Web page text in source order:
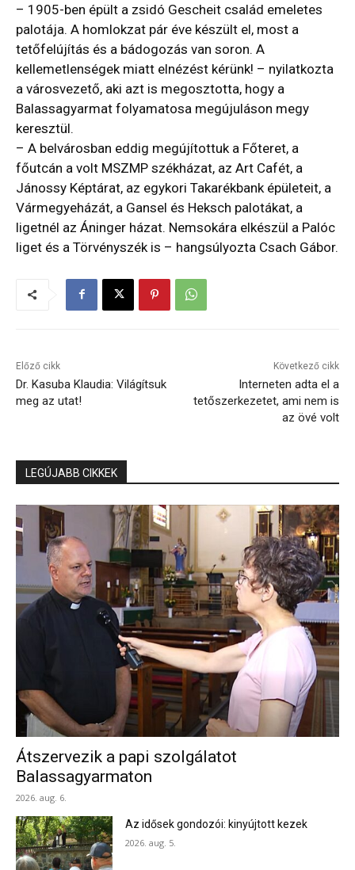
– 1905-ben épült a zsidó Gescheit család emeletes
palotája. A homlokzat pár éve készült el, most a
tetőfelújítás és a bádogozás van soron. A
kellemetlenségek miatt elnézést kérünk! – nyilatkozta
a városvezető, aki azt is megosztotta, hogy a
Balassagyarmat folyamatosa megújuláson megy
keresztül.
– A belvárosban eddig megújítottuk a Főteret, a
főutcán a volt MSZMP székházat, az Art Cafét, a
Jánossy Képtárat, az egykori Takarékbank épületeit, a
Vármegyeházát, a Gansel és Heksch palotákat, a
ligetnél az Áninger házat. Nemsokára elkészül a Palóc
liget és a Törvényszék is – hangsúlyozta Csach Gábor.
Előző cikk
Dr. Kasuba Klaudia: Világítsuk
meg az utat!
Következő cikk
Interneten adta el a
tetőszerkezetet, ami nem is
az övé volt
LEGÚJABB CIKKEK
Átszervezik a papi szolgálatot
Balassagyarmaton
2026. aug. 6.
Az idősek gondozói: kinyújtott kezek
2026. aug. 5.